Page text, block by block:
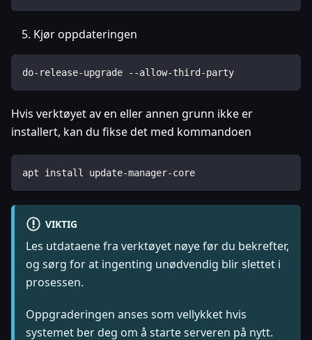
Kjør oppdateringen
do-release-upgrade --allow-third-party
Hvis verktøyet av en eller annen grunn ikke er
installert, kan du fikse det med kommandoen
apt install update-manager-core
VIKTIG
Les utdataene fra verktøyet nøye før du bekrefter,
og sørg for at ingenting unødvendig blir slettet i
prosessen.
Oppgraderingen anses som vellykket hvis
systemet ber deg om å starte serveren på nytt.